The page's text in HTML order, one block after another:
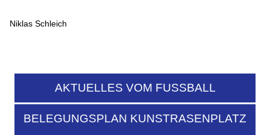
Niklas Schleich
AKTUELLES VOM FUSSBALL
BELEGUNGSPLAN KUNSTRASENPLATZ